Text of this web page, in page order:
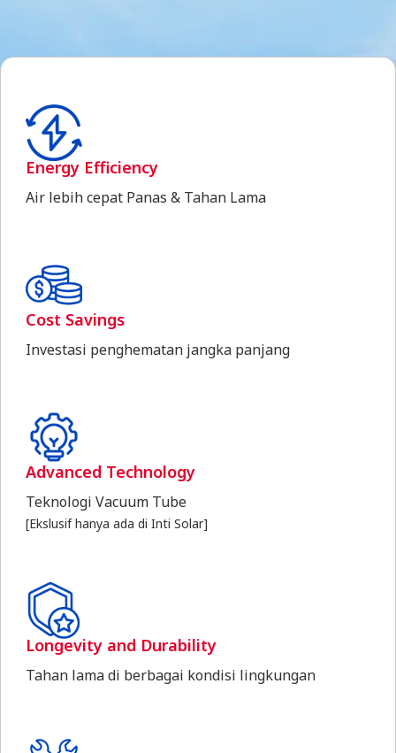
Energy Efficiency
Air lebih cepat Panas & Tahan Lama
Cost Savings
Investasi penghematan jangka panjang
Advanced Technology
Teknologi Vacuum Tube
[Ekslusif hanya ada di Inti Solar]
Longevity and Durability
Tahan lama di berbagai kondisi lingkungan